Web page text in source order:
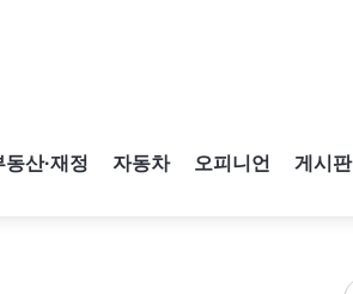
동산·재정 자동차 오피니언 게시판